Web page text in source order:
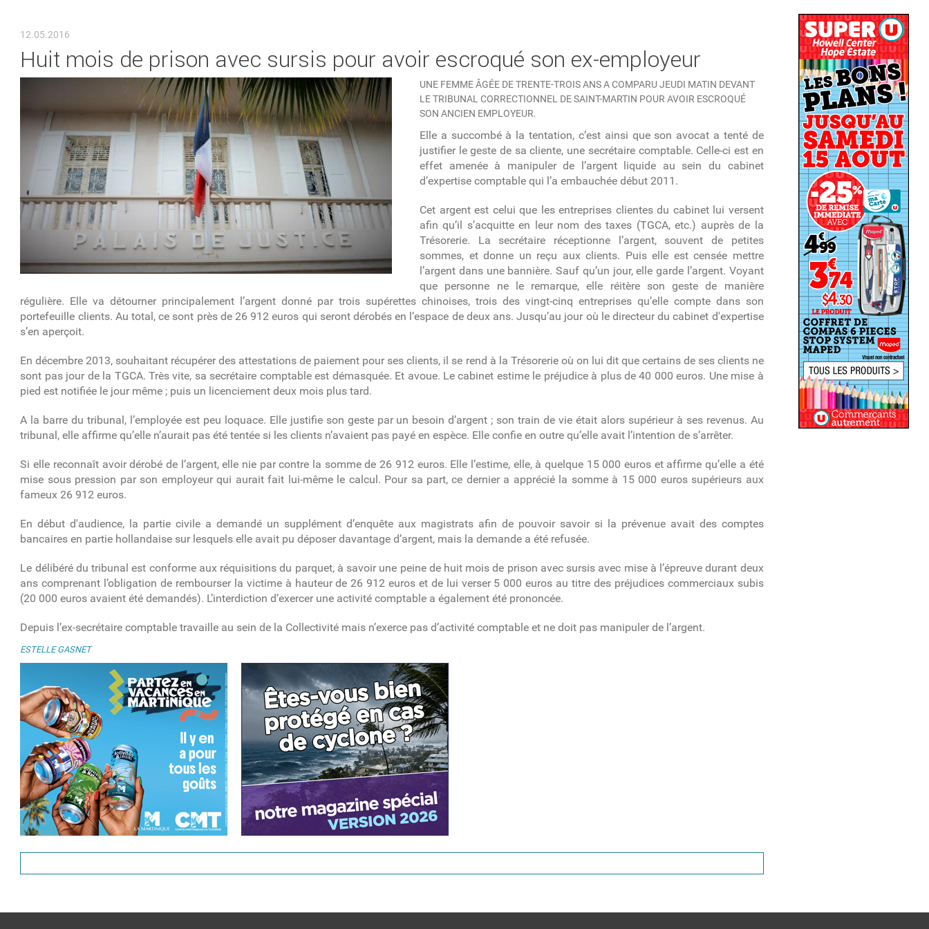
12.05.2016
Huit mois de prison avec sursis pour avoir escroqué son ex-employeur
UNE FEMME ÂGÉE DE TRENTE-TROIS ANS A COMPARU JEUDI MATIN DEVANT
LE TRIBUNAL CORRECTIONNEL DE SAINT-MARTIN POUR AVOIR ESCROQUÉ
SON ANCIEN EMPLOYEUR.
Elle a succombé à la tentation, c’est ainsi que son avocat a tenté de
justifier le geste de sa cliente, une secrétaire comptable. Celle-ci est en
effet amenée à manipuler de l’argent liquide au sein du cabinet
d’expertise comptable qui l’a embauchée début 2011.
Cet argent est celui que les entreprises clientes du cabinet lui versent
afin qu’il s’acquitte en leur nom des taxes (TGCA, etc.) auprès de la
Trésorerie. La secrétaire réceptionne l’argent, souvent de petites
sommes, et donne un reçu aux clients. Puis elle est censée mettre
l’argent dans une bannière. Sauf qu’un jour, elle garde l’argent. Voyant
que personne ne le remarque, elle réitère son geste de manière
régulière. Elle va détourner principalement l’argent donné par trois supérettes chinoises, trois des vingt-cinq entreprises qu’elle compte dans son
portefeuille clients. Au total, ce sont près de 26 912 euros qui seront dérobés en l’espace de deux ans. Jusqu’au jour où le directeur du cabinet d'expertise
s’en aperçoit.
En décembre 2013, souhaitant récupérer des attestations de paiement pour ses clients, il se rend à la Trésorerie où on lui dit que certains de ses clients ne
sont pas jour de la TGCA. Très vite, sa secrétaire comptable est démasquée. Et avoue. Le cabinet estime le préjudice à plus de 40 000 euros. Une mise à
pied est notifiée le jour même ; puis un licenciement deux mois plus tard.
A la barre du tribunal, l’employée est peu loquace. Elle justifie son geste par un besoin d’argent ; son train de vie était alors supérieur à ses revenus. Au
tribunal, elle affirme qu’elle n’aurait pas été tentée si les clients n’avaient pas payé en espèce. Elle confie en outre qu’elle avait l’intention de s’arrêter.
Si elle reconnaît avoir dérobé de l’argent, elle nie par contre la somme de 26 912 euros. Elle l’estime, elle, à quelque 15 000 euros et affirme qu’elle a été
mise sous pression par son employeur qui aurait fait lui-même le calcul. Pour sa part, ce dernier a apprécié la somme à 15 000 euros supérieurs aux
fameux 26 912 euros.
En début d'audience, la partie civile a demandé un supplément d’enquête aux magistrats afin de pouvoir savoir si la prévenue avait des comptes
bancaires en partie hollandaise sur lesquels elle avait pu déposer davantage d’argent, mais la demande a été refusée.
Le délibéré du tribunal est conforme aux réquisitions du parquet, à savoir une peine de huit mois de prison avec sursis avec mise à l’épreuve durant deux
ans comprenant l’obligation de rembourser la victime à hauteur de 26 912 euros et de lui verser 5 000 euros au titre des préjudices commerciaux subis
(20 000 euros avaient été demandés). L’interdiction d’exercer une activité comptable a également été prononcée.
Depuis l’ex-secrétaire comptable travaille au sein de la Collectivité mais n’exerce pas d’activité comptable et ne doit pas manipuler de l’argent.
ESTELLE GASNET